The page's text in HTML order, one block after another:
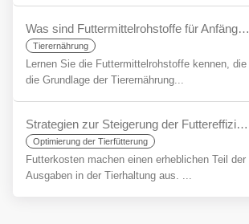
Was sind Futtermittelrohstoffe für Anfänger?
Tierernährung
Lernen Sie die Futtermittelrohstoffe kennen, die
die Grundlage der Tierernährung...
Strategien zur Steigerung der Futtereffizienz in der Tierhaltung: Maximaler Nutzen mit YemYap
Optimierung der Tierfütterung
Futterkosten machen einen erheblichen Teil der
Ausgaben in der Tierhaltung aus. ...